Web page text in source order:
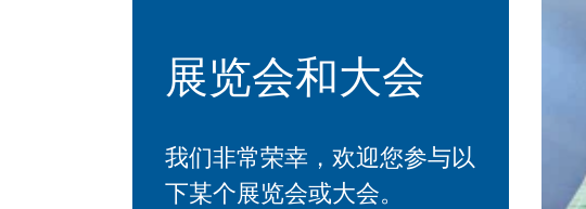
展览会和大会
我们非常荣幸，欢迎您参与以
下某个展览会或大会。